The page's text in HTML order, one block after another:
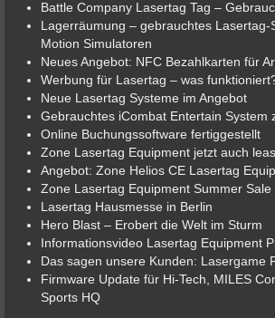
Battle Company Lasertag Tag –
Lagerräumung – gebrauchtes Lasertag-
Motion Simulatoren
Neues Angebot: NFC Bezahlkarten für
Werbung für Lasertag – was
Neue Lasertag Systeme im Angebot
Gebrauchtes iCombat Entertain System
Online Buchungssoftware fertiggestellt
Zone Lasertag Equipment jetzt auch
Angebot: Zone Helios CE Lasertag
Zone Lasertag Equipment Summer Sale
Lasertag Hausmesse in Berlin
Hero Blast – Erobert die Welt im Sturm
Informationsvideo Lasertag Equipment
Das sagen unsere Kunden: Lasergame
Firmware Update für Hi-Tech, MILES
Sports HQ